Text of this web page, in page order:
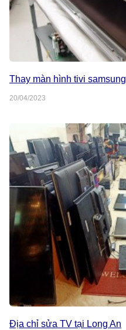
Thay màn hình tivi
20/04/2023
Địa chỉ sửa TV tại Long An